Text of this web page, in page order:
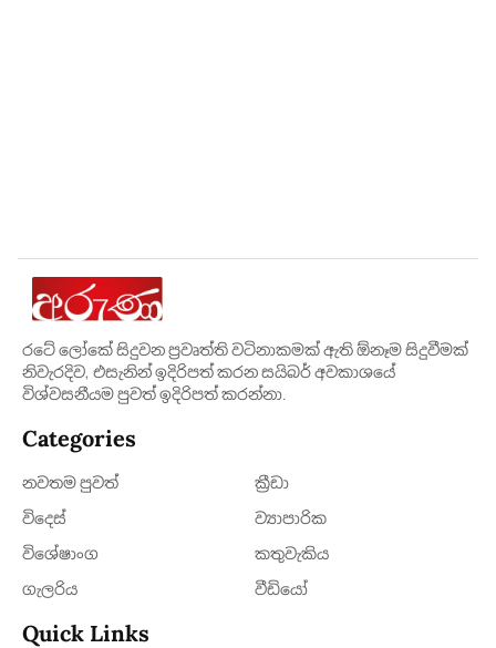
රටේ ලෝකේ සිදුවන ප්‍රවෘත්ති වටිනාකමක් ඇති ඕනෑම සිදුවීමක්
නිවැරදිව, එසැනින් ඉදිරිපත් කරන සයිබර් අවකාශයේ
විශ්වසනීයම පුවත් ඉදිරිපත් කරන්නා.
Categories
නවතම පුවත්
ක්‍රී​ඩා
විදෙස්
ව්‍යාපාරික
විශේෂාංග
කතුවැකිය
ගැලරිය
වීඩියෝ
Quick Links